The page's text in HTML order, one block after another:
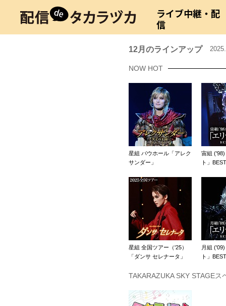
ライブ中継・配
信
12月のラインアップ
NOW HOT
星組 バウホール「アレク
サンダー」
宙組
ト」
星組 全国ツアー（'25）
「ダンサ セレナータ」
月組
ト」
TAKARAZUKA SKY STAGEス